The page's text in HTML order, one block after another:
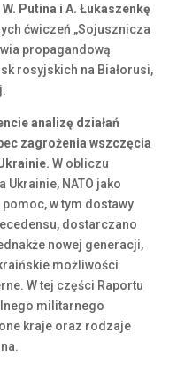
Putina i A. Łukaszenkę
ćwiczeń „Sojusznicza
propagandową
rosyjskich na Białorusi,
analizę działań
zagrożenia wszczęcia
W obliczu
NATO jako
w tym dostawy
dostarczano
nowej generacji,
możliwości
W tej części Raportu
militarnego
kraje oraz rodzaje